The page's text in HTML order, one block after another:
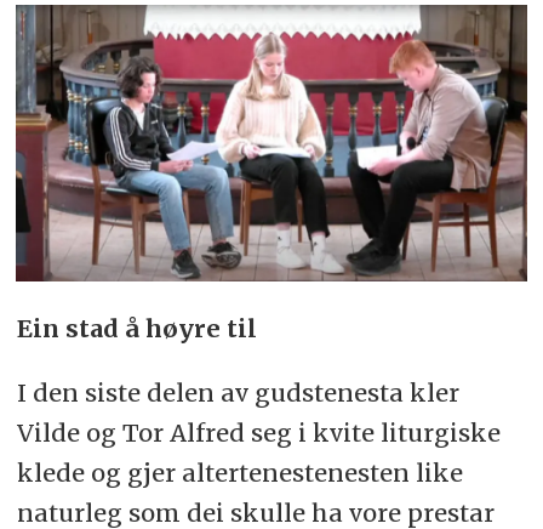
Ein stad å høyre til
I den siste delen av gudstenesta kler
Vilde og Tor Alfred seg i kvite liturgiske
klede og gjer altertenestenesten like
naturleg som dei skulle ha vore prestar